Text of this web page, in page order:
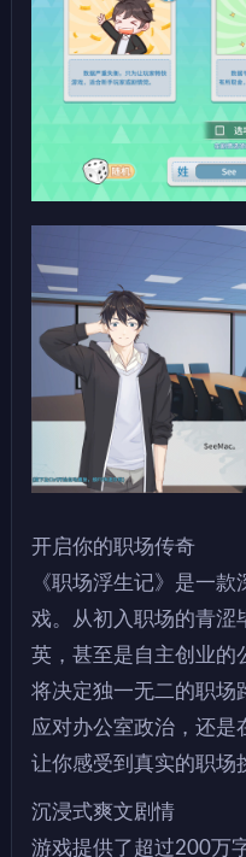
开启你的职场传奇
《职场浮生记》是一
戏。从初入职场的青涩
英，甚至是自主创业的
将决定独一无二的职场
应对办公室政治，还是
让你感受到真实的职场
沉浸式爽文剧情
游戏提供了超过200万